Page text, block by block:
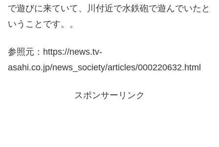
で遊びに来ていて、川付近で水鉄砲で遊んでいたと
いうことです。。
参照元：https://news.tv-
asahi.co.jp/news_society/articles/000220632.html
スポンサーリンク